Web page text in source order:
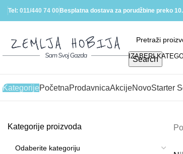
Tel: 011/440 74 00 Besplatna dostava za porudžbine preko
IZABERI
Search
KategorijePočetnaProdavnicaAkcijeNovoStarter
Kategorije proizvoda